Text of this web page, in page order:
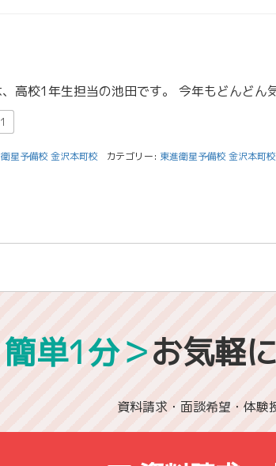
星予備校 金沢本町校 カテゴリー: 東進衛星予備校 金沢本町校
簡単1分＞お気軽
資料請求・面談希望・体験